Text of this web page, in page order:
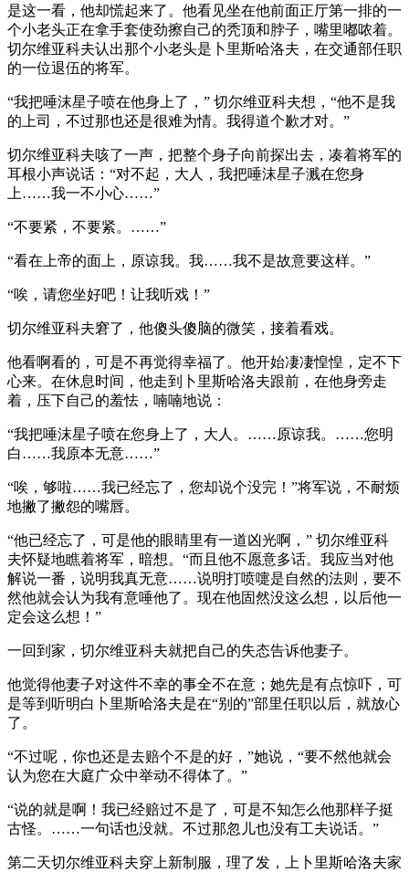
是这一看，他却慌起来了。他看见坐在他前面正厅第一排的一
个小老头正在拿手套使劲擦自己的秃顶和脖子，嘴里嘟哝着。
切尔维亚科夫认出那个小老头是卜里斯哈洛夫，在交通部任职
的一位退伍的将军。
“我把唾沫星子喷在他身上了，” 切尔维亚科夫想，“他不是我
的上司，不过那也还是很难为情。我得道个歉才对。”
切尔维亚科夫咳了一声，把整个身子向前探出去，凑着将军的
耳根小声说话：“对不起，大人，我把唾沫星子溅在您身
上……我一不小心……”
“不要紧，不要紧。……”
“看在上帝的面上，原谅我。我……我不是故意要这样。”
“唉，请您坐好吧！让我听戏！”
切尔维亚科夫窘了，他傻头傻脑的微笑，接着看戏。
他看啊看的，可是不再觉得幸福了。他开始凄凄惶惶，定不下
心来。在休息时间，他走到卜里斯哈洛夫跟前，在他身旁走
着，压下自己的羞怯，喃喃地说：
“我把唾沫星子喷在您身上了，大人。……原谅我。……您明
白……我原本无意……”
“唉，够啦……我已经忘了，您却说个没完！”将军说，不耐烦
地撇了撇怨的嘴唇。
“他已经忘了，可是他的眼睛里有一道凶光啊，” 切尔维亚科
夫怀疑地瞧着将军，暗想。“而且他不愿意多话。我应当对他
解说一番，说明我真无意……说明打喷嚏是自然的法则，要不
然他就会认为我有意唾他了。现在他固然没这么想，以后他一
定会这么想！”
一回到家，切尔维亚科夫就把自己的失态告诉他妻子。
他觉得他妻子对这件不幸的事全不在意；她先是有点惊吓，可
是等到听明白卜里斯哈洛夫是在“别的”部里任职以后，就放心
了。
“不过呢，你也还是去赔个不是的好，”她说，“要不然他就会
认为您在大庭广众中举动不得体了。”
“说的就是啊！我已经赔过不是了，可是不知怎么他那样子挺
古怪。……一句话也没就。不过那忽儿也没有工夫说话。”
第二天切尔维亚科夫穿上新制服，理了发，上卜里斯哈洛夫家